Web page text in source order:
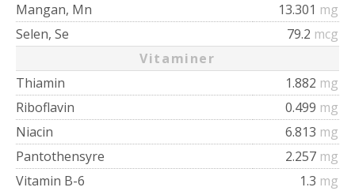
Mangan, Mn
13.301 mg
Selen, Se
79.2 mcg
Vitaminer
Thiamin
1.882 mg
Riboflavin
0.499 mg
Niacin
6.813 mg
Pantothensyre
2.257 mg
Vitamin B-6
1.3 mg